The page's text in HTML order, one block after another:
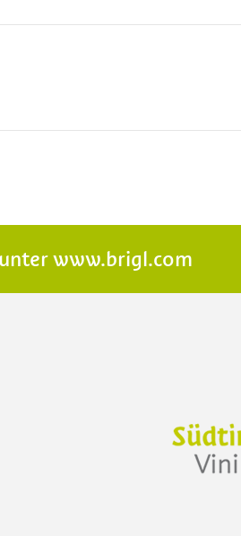
www.brigl.com